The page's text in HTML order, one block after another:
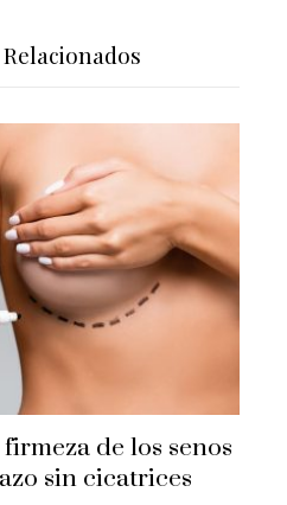
de los senos
sin cicatrices